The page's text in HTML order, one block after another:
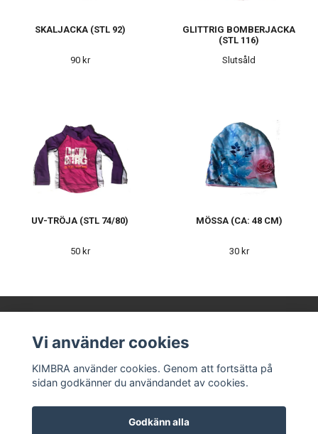
SKALJACKA (STL 92)
90 kr
GLITTRIG BOMBERJACKA
(STL 116)
Slutsåld
UV-TRÖJA (STL 74/80)
50 kr
MÖSSA (CA: 48 CM)
30 kr
KIMBRA AB
Våra leverantörer
Köpvillkor
Vi använder cookies
KIMBRA använder cookies. Genom att fortsätta på
sidan godkänner du användandet av cookies.
Godkänn alla